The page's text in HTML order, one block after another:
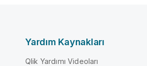
Yardım Kaynakları
Qlik Yardımı Videoları